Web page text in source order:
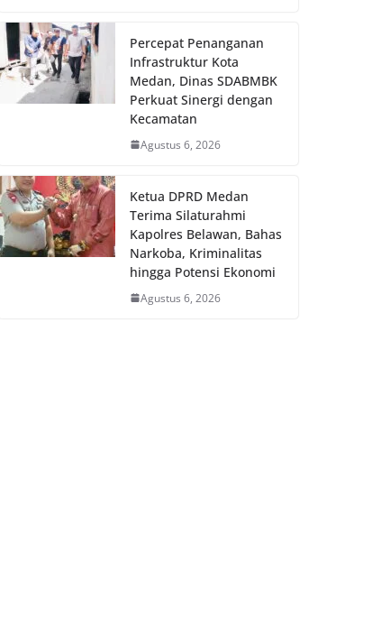
Percepat Penanganan
Infrastruktur Kota
Medan, Dinas SDABMBK
Perkuat Sinergi dengan
Kecamatan
Agustus 6, 2026
Ketua DPRD Medan
Terima Silaturahmi
Kapolres Belawan, Bahas
Narkoba, Kriminalitas
hingga Potensi Ekonomi
Agustus 6, 2026